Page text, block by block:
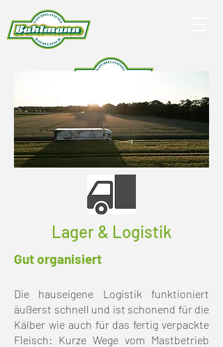
Lager & Logistik
Gut organisiert
Die hauseigene Logistik funktioniert
äußerst schnell und ist schonend für die
Kälber wie auch für das fertig verpackte
Fleisch: Kurze Wege vom Mastbetrieb